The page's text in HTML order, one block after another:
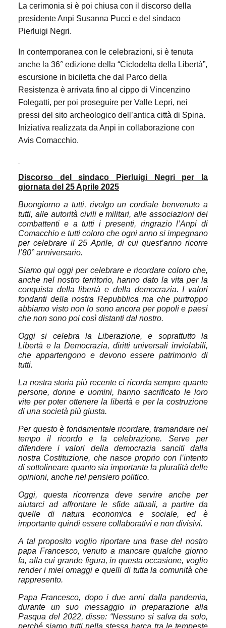
La cerimonia si è poi chiusa con il discorso della
presidente Anpi Susanna Pucci e del sindaco
Pierluigi Negri.
In contemporanea con le celebrazioni, si è tenuta
anche la 36° edizione della “Ciclodelta della Libertà”,
escursione in biciletta che dal Parco della
Resistenza è arrivata fino al cippo di Vincenzino
Folegatti, per poi proseguire per Valle Lepri, nei
pressi del sito archeologico dell’antica città di Spina.
Iniziativa realizzata da Anpi in collaborazione con
Avis Comacchio.
Discorso del sindaco Pierluigi Negri per la
giornata del 25 Aprile 2025
Buongiorno a tutti, rivolgo un cordiale benvenuto a
tutti, alle autorità civili e militari, alle associazioni dei
combattenti e a tutti i presenti, ringrazio l’Anpi di
Comacchio e tutti coloro che ogni anno si impegnano
per celebrare il 25 Aprile, di cui quest’anno ricorre
l’80° anniversario.
Siamo qui oggi per celebrare e ricordare coloro che,
anche nel nostro territorio, hanno dato la vita per la
conquista della libertà e della democrazia. I valori
fondanti della nostra Repubblica ma che purtroppo
abbiamo visto non lo sono ancora per popoli e paesi
che non sono poi così distanti dal nostro.
Oggi si celebra la Liberazione, e soprattutto la
Libertà e la Democrazia, diritti universali inviolabili,
che appartengono e devono essere patrimonio di
tutti.
La nostra storia più recente ci ricorda sempre quante
persone, donne e uomini, hanno sacrificato le loro
vite per poter ottenere la libertà e per la costruzione
di una società più giusta.
Per questo è fondamentale ricordare, tramandare nel
tempo il ricordo e la celebrazione. Serve per
difendere i valori della democrazia sanciti dalla
nostra Costituzione, che nasce proprio con l’intento
di sottolineare quanto sia importante la pluralità delle
opinioni, anche nel pensiero politico.
Oggi, questa ricorrenza deve servire anche per
aiutarci ad affrontare le sfide attuali, a partire da
quelle di natura economica e sociale, ed è
importante quindi essere collaborativi e non divisivi.
A tal proposito voglio riportare una frase del nostro
papa Francesco, venuto a mancare qualche giorno
fa, alla cui grande figura, in questa occasione, voglio
render i miei omaggi e quelli di tutta la comunità che
rappresento.
Papa Francesco, dopo i due anni dalla pandemia,
durante un suo messaggio in preparazione alla
Pasqua del 2022, disse: “Nessuno si salva da solo,
perché siamo tutti nella stessa barca tra le tempeste